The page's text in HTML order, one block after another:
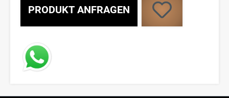
PRODUKT ANFRAGEN